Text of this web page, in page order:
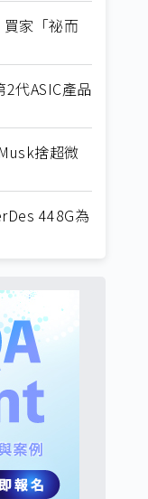
家「祕而
代ASIC產品
捨超微
448G為